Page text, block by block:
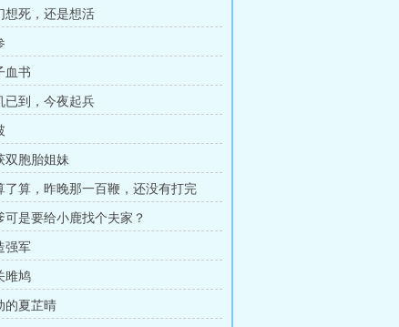
想死，还是想活
血书
已到，今夜起兵
双胞胎姐妹
了算，昨晚那一百鞭，还没有打完
可是要给小鹿找个夫家？
强军
雎鸠
的夏芷晴